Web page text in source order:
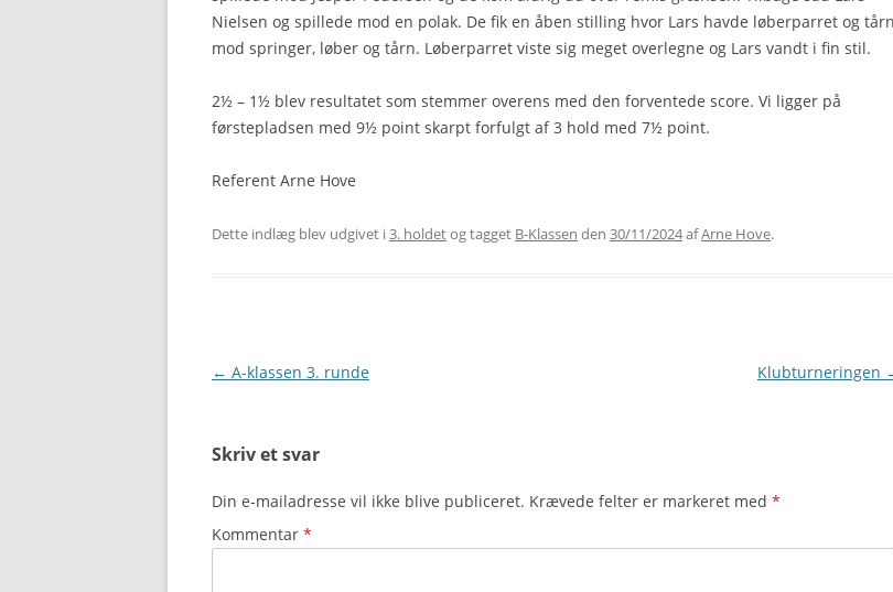
Nielsen og spillede mod en polak. De fik en åben stilling hvor Lars havde løberparret og tårn
mod springer, løber og tårn. Løberparret viste sig meget overlegne og Lars vandt i fin stil.
2½ – 1½ blev resultatet som stemmer overens med den forventede score. Vi ligger på
førstepladsen med 9½ point skarpt forfulgt af 3 hold med 7½ point.
Referent Arne Hove
Dette indlæg blev udgivet i3. holdetog tagget B-Klassen den 30/11/2024afArne Hove.
Indlægsnavigation
← A-klassen 3. runde Klubturneringen
Skriv et svar
Din e-mailadresse vil ikke blive publiceret. Krævede felter er markeret med *
Kommentar *